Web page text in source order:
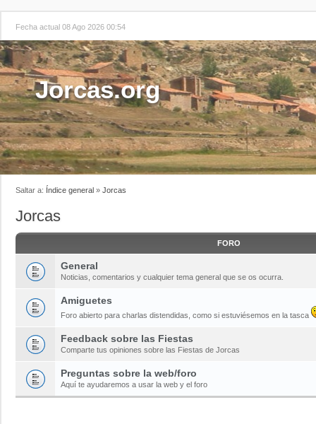
Fecha actual 08 Ago 2026 00:54
Jorcas.org
Saltar a: Índice general » Jorcas
Jorcas
FORO
General
Noticias, comentarios y cualquier tema general que se os ocurra.
Amiguetes
Foro abierto para charlas distendidas, como si estuviésemos en la tasca
Feedback sobre las Fiestas
Comparte tus opiniones sobre las Fiestas de Jorcas
Preguntas sobre la web/foro
Aquí te ayudaremos a usar la web y el foro